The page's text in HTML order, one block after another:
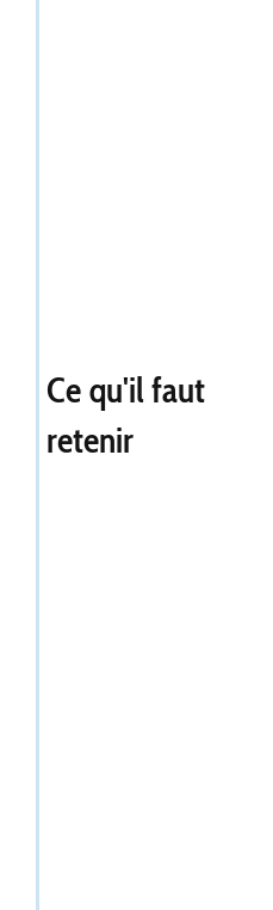
Ce qu'il faut
retenir